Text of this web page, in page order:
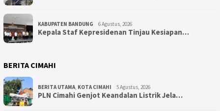
KABUPATEN BANDUNG 6 Agustus, 2026
Kepala Staf Kepresidenan Tinjau Kesiapan…
BERITA CIMAHI
BERITA UTAMA, KOTA CIMAHI 5 Agustus, 2026
PLN Cimahi Genjot Keandalan Listrik Jela…